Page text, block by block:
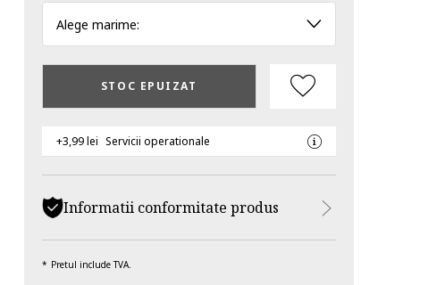
Alege marime:
STOC EPUIZAT
+3,99 lei Servicii operationale
Informatii conformitate produs
Pretul include TVA.